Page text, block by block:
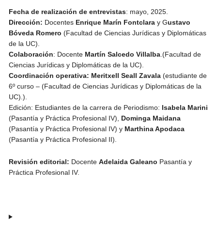
Fecha de realización de entrevistas: mayo, 2025.
Dirección: Docentes Enrique Marín Fontclaray Gustavo
Bóveda Romero (Facultad de Ciencias Jurídicas y Diplomáticas
de la UC).
Colaboración: Docente Martín Salcedo Villalba.(Facultad de
Ciencias Jurídicas y Diplomáticas de la UC).
Coordinación operativa: Meritxell Seall Zavala(estudiante de
6º curso – (Facultad de Ciencias Jurídicas y Diplomáticas de la
UC).).
Edición: Estudiantes de la carrera de Periodismo: Isabela Marini
(Pasantía y Práctica Profesional IV), Dominga Maidana
(Pasantía y Práctica Profesional IV) y Marthina Apodaca
(Pasantía y Práctica Profesional II).
Revisión editorial: Docente Adelaida Galeano Pasantía y
Práctica Profesional IV.